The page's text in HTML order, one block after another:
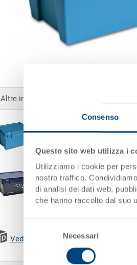
Consenso
Questo sito web utilizza i
Utilizziamo i cookie per
nostro traffico.
di analisi dei dati web,
che hanno raccolto dal suo
del
Necessari
Altre immagini
Vedi animazione 3D